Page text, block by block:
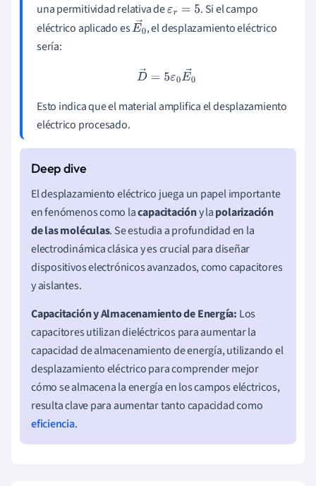
una permitividad relativa deεr= 5
. Si el campo
eléctrico aplicado esE0 , el desplazamiento eléctrico
sería:
D→=5ε0E0→
Esto indica que el material amplifica el desplazamiento
eléctrico procesado.
El desplazamiento eléctrico juega un papel importante
en fenómenos como lacapacitacióny lapolarización
de las moléculas. Se estudia a profundidad en la
electrodinámica clásica y es crucial para diseñar
dispositivos electrónicos avanzados, como capacitores
y aislantes.
Capacitación y Almacenamiento de Energía: Los
capacitores utilizan dieléctricos para aumentar la
capacidad de almacenamiento de energía, utilizando el
desplazamiento eléctrico para comprender mejor
cómo se almacena la energía en los campos eléctricos,
resulta clave para aumentar tanto capacidad como
eficiencia.